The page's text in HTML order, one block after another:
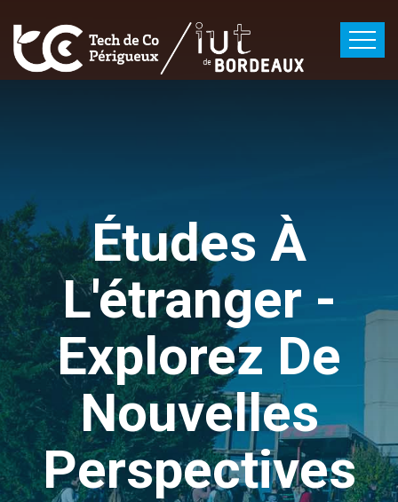
Études À
L'étranger -
Explorez De
Nouvelles
Perspectives